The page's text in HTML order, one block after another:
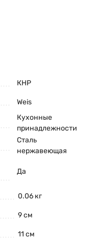
КНР
Weis
Кухонные
принадлежности
Сталь
нержавеющая
Да
0.06 кг
9 см
11 см